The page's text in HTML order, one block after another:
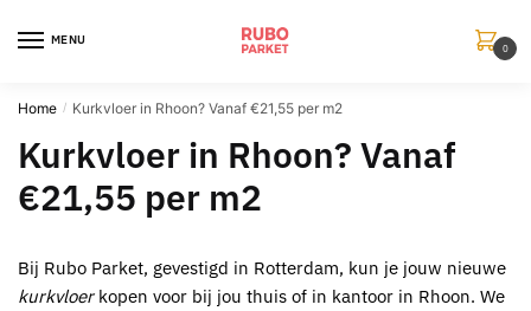
MENU
0
Home / Kurkvloer in Rhoon? Vanaf €21,55 per m2
Kurkvloer in Rhoon? Vanaf
€21,55 per m2
Bij Rubo Parket, gevestigd in Rotterdam, kun je jouw nieuwe
kurkvloerkopen voor bij jou thuis of in kantoor in Rhoon. We